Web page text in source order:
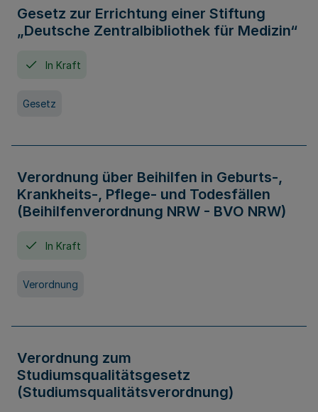
Gesetz zur Errichtung einer Stiftung
„Deutsche Zentralbibliothek für Medizin“
In Kraft
Gesetz
Verordnung über Beihilfen in Geburts-,
Krankheits-, Pflege- und Todesfällen
(Beihilfenverordnung NRW - BVO NRW)
In Kraft
Verordnung
Verordnung zum
Studiumsqualitätsgesetz
(Studiumsqualitätsverordnung)